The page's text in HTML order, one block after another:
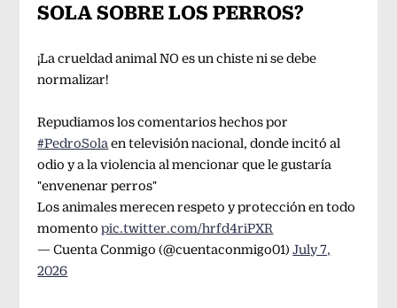
SOLA SOBRE LOS PERROS?
¡La crueldad animal NO es un chiste ni se debe
normalizar!
Repudiamos los comentarios hechos por
#PedroSola en televisión nacional, donde incitó al
odio y a la violencia al mencionar que le gustaría
"envenenar perros"
Los animales merecen respeto y protección en todo
momentopic.twitter.com/hrfd4riPXR
— Cuenta Conmigo (@cuentaconmigo01)July 7,
2026